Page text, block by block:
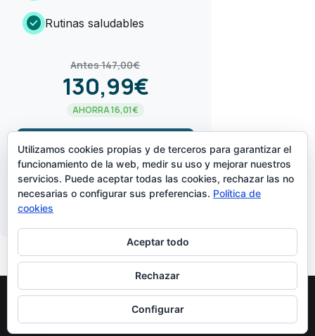
check_circle Rutinas saludables
Antes 147,00€
130,99€
AHORRA 16,01€
¡LO QUIERO!arrow_forward
CREADO POR
Diseñado PorElegant Themes| Funciona ConWordPress
Utilizamos cookies propias y de terceros para garantizar el
funcionamiento de la web, medir su uso y mejorar nuestros
servicios. Puede aceptar todas las cookies, rechazar las no
necesarias o configurar sus preferencias. Política de
cookies
Aceptar todo
Rechazar
Configurar